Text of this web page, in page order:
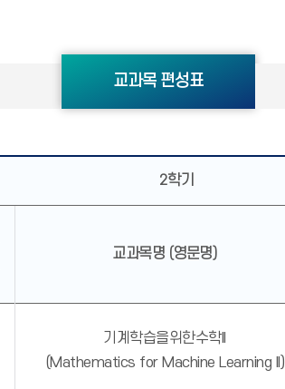
교과목 편성표
2학기
교과목명 (영문명)
기계학습을위한수학II
(Mathematics for Machine Learning II)